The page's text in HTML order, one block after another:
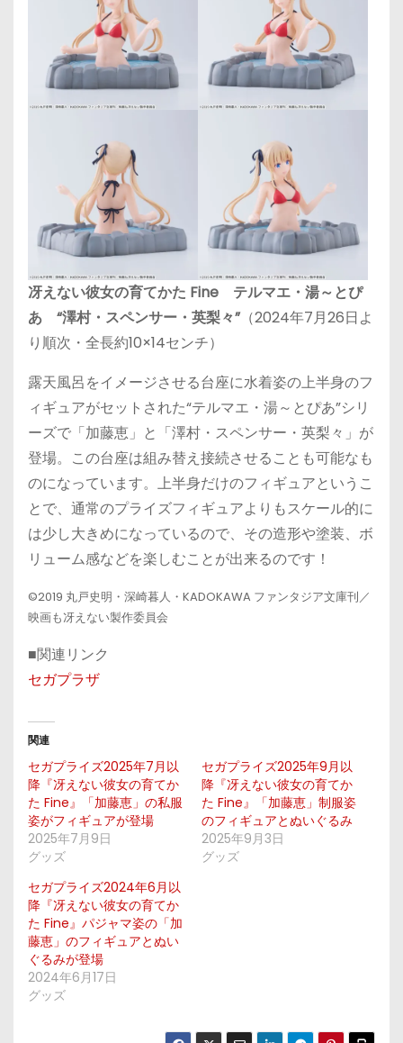
冴えない彼女の育てかた Fine テルマエ・湯～とぴ
あ “澤村・スペンサー・英梨々”（2024年7月26日よ
り順次・全長約10×14センチ）
露天風呂をイメージさせる台座に水着姿の上半身のフ
ィギュアがセットされた“テルマエ・湯～とぴあ”シリ
ーズで「加藤恵」と「澤村・スペンサー・英梨々」が
登場。この台座は組み替え接続させることも可能なも
のになっています。上半身だけのフィギュアというこ
とで、通常のプライズフィギュアよりもスケール的に
は少し大きめになっているので、その造形や塗装、ボ
リューム感などを楽しむことが出来るのです！
©2019 丸戸史明・深崎暮人・KADOKAWA ファンタジア文庫刊／
映画も冴えない製作委員会
■関連リンク
セガプラザ
関連
セガプライズ2025年7月以
降『冴えない彼女の育てか
た Fine』「加藤恵」の私服
姿がフィギュアが登場
2025年7月9日
グッズ
セガプライズ2025年9月以
降『冴えない彼女の育てか
た Fine』「加藤恵」制服姿
のフィギュアとぬいぐるみ
2025年9月3日
グッズ
セガプライズ2024年6月以
降『冴えない彼女の育てか
た Fine』パジャマ姿の「加
藤恵」のフィギュアとぬい
ぐるみが登場
2024年6月17日
グッズ